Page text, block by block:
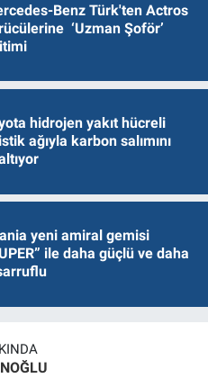
Benz Türk'ten Actros
‘Uzman Şoför’
hidrojen yakıt hücreli
ağıyla karbon salımını
yeni amiral gemisi
ile daha güçlü ve daha